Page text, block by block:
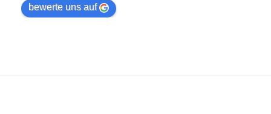
bewerte uns auf